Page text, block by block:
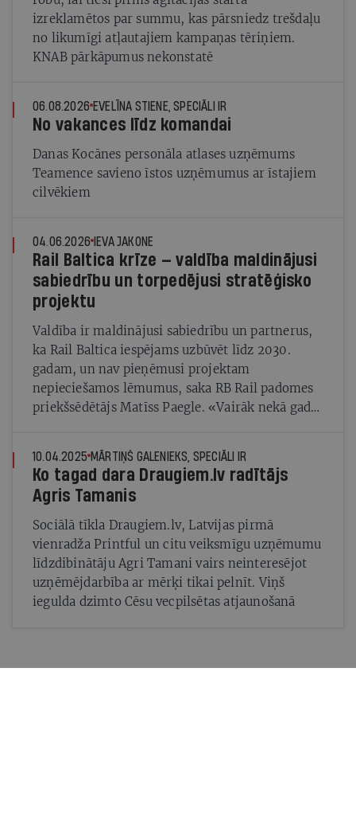
izreklamētos par summu, kas pārsniedz trešdaļu
no likumīgi atļautajiem kampaņas tēriņiem.
KNAB pārkāpumus nekonstatē
06.08.2026 EVELĪNA STIENE, SPECIĀLI IR
No vakances līdz komandai
Danas Kocānes personāla atlases uzņēmums
Teamence savieno īstos uzņēmumus ar īstajiem
cilvēkiem
04.06.2026 IEVA JAKONE
Rail Baltica krīze — valdība maldinājusi
sabiedrību un torpedējusi stratēģisko
projektu
Valdība ir maldinājusi sabiedrību un partnerus,
ka Rail Baltica iespējams uzbūvēt līdz 2030.
gadam, un nav pieņēmusi projektam
nepieciešamos lēmumus, saka RB Rail padomes
priekšsēdētājs Matīss Paegle. «Vairāk nekā gadu
10.04.2025 MĀRTIŅŠ GALENIEKS, SPECIĀLI IR
Ko tagad dara Draugiem.lv radītājs
Agris Tamanis
Sociālā tīkla Draugiem.lv, Latvijas pirmā
vienradža Printful un citu veiksmīgu uzņēmumu
līdzdibinātāju Agri Tamani vairs neinteresējot
uzņēmējdarbība ar mērķi tikai pelnīt. Viņš
iegulda dzimto Cēsu vecpilsētas atjaunošanā